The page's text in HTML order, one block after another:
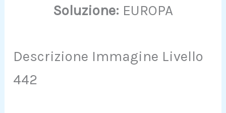
Soluzione: EUROPA
Descrizione Immagine Livello
442